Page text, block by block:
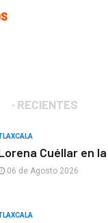
RECIENTES
Cuéllar en
06 de Agosto 2026